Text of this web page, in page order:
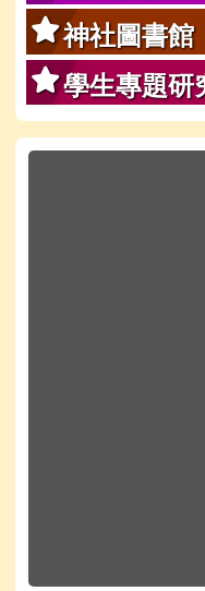
神社圖書館
學生專題研
於彈跳視窗觀看：學